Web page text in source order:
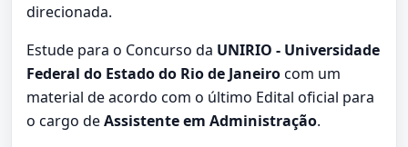
direcionada.
Estude para o Concurso da UNIRIO - Universidade
Federal do Estado do Rio de Janeirocom um
material de acordo com o último Edital oficial para
o cargo deAssistente em Administração.